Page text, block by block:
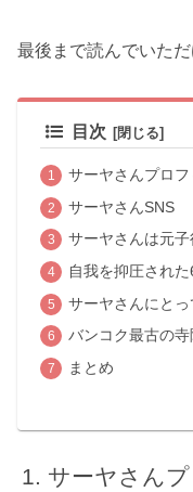
最後まで読んでいただ
目次
サーヤさんプロ
サーヤさんSNS
サーヤさんは元子
自我を抑圧された
サーヤさんにと
バンコク最古の
まとめ
サーヤさん